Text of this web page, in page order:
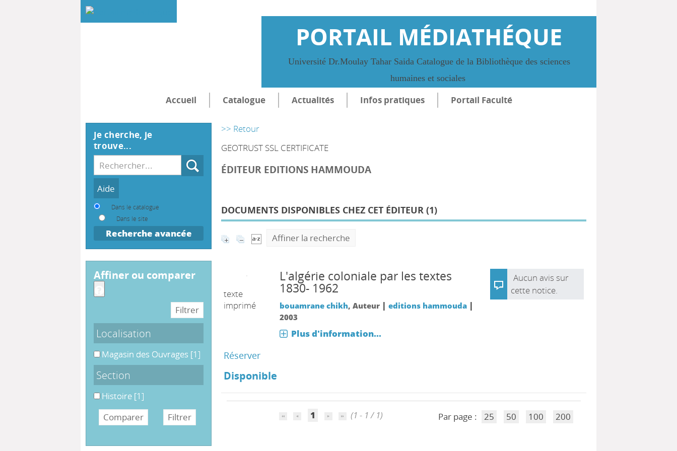
PORTAIL MÉDIATHÉQUE
Université Dr.Moulay Tahar Saida Catalogue de la Bibliothèque des sciences
humaines et sociales
Accueil Catalogue Actualités Infos pratiques Portail Faculté
>> Retour
GEOTRUST SSL CERTIFICATE
ÉDITEUR EDITIONS HAMMOUDA
DOCUMENTS DISPONIBLES CHEZ CET ÉDITEUR (1)
Affiner la recherche
texte
imprimé
L'algérie coloniale par les textes
1830- 1962
bouamrane chikh, Auteur | editions hammouda|
2003
Plus d'information...
Aucun avis sur
cette notice.
Réserver
Disponible
1 (1 - 1 / 1) Par page : 25 50 100 200
Je cherche, je
trouve...
Recherche
Dans le catalogue
Dans le site
Recherche avancée
affiner ou comparer
Localisation
Magasin des Ouvrages
Magasin des Ouvrages [1]
Section
Histoire
Histoire [1]